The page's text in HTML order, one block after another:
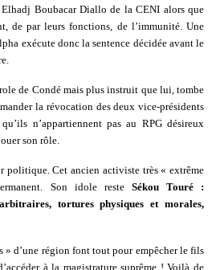
Boubacar Diallo de la CENI alors que
de par leurs fonctions, de l’immunité. Une
exécute donc la sentence décidée avant le
de Condé mais plus instruit que lui, tombe
la révocation des deux vice-présidents
n’appartiennent pas au RPG désireux
son rôle.
politique. Cet ancien activiste très « extrême
Son idole reste Sékou Touré :
tortures physiques et morales,
» d’une région font tout pour empêcher le fils
à la magistrature suprême ! Voilà de